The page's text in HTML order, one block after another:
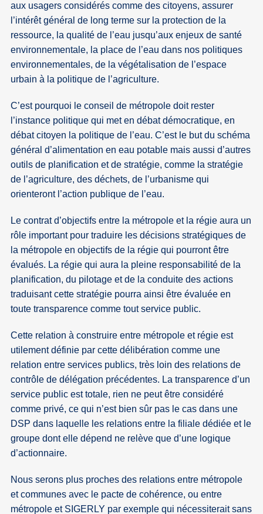
aux usagers considérés comme des citoyens, assurer
l’intérêt général de long terme sur la protection de la
ressource, la qualité de l’eau jusqu’aux enjeux de santé
environnementale, la place de l’eau dans nos politiques
environnementales, de la végétalisation de l’espace
urbain à la politique de l’agriculture.
C’est pourquoi le conseil de métropole doit rester
l’instance politique qui met en débat démocratique, en
débat citoyen la politique de l’eau. C’est le but du schéma
général d’alimentation en eau potable mais aussi d’autres
outils de planification et de stratégie, comme la stratégie
de l’agriculture, des déchets, de l’urbanisme qui
orienteront l’action publique de l’eau.
Le contrat d’objectifs entre la métropole et la régie aura un
rôle important pour traduire les décisions stratégiques de
la métropole en objectifs de la régie qui pourront être
évalués. La régie qui aura la pleine responsabilité de la
planification, du pilotage et de la conduite des actions
traduisant cette stratégie pourra ainsi être évaluée en
toute transparence comme tout service public.
Cette relation à construire entre métropole et régie est
utilement définie par cette délibération comme une
relation entre services publics, très loin des relations de
contrôle de délégation précédentes. La transparence d’un
service public est totale, rien ne peut être considéré
comme privé, ce qui n’est bien sûr pas le cas dans une
DSP dans laquelle les relations entre la filiale dédiée et le
groupe dont elle dépend ne relève que d’une logique
d’actionnaire.
Nous serons plus proches des relations entre métropole
et communes avec le pacte de cohérence, ou entre
métropole et SIGERLY par exemple qui nécessiterait sans